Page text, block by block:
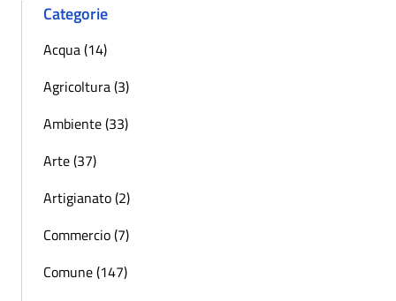
Categorie
Acqua (14)
Agricoltura (3)
Ambiente (33)
Arte (37)
Artigianato (2)
Commercio (7)
Comune (147)